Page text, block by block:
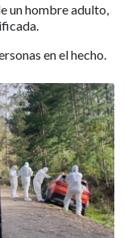
un hombre adulto,
en el hecho.